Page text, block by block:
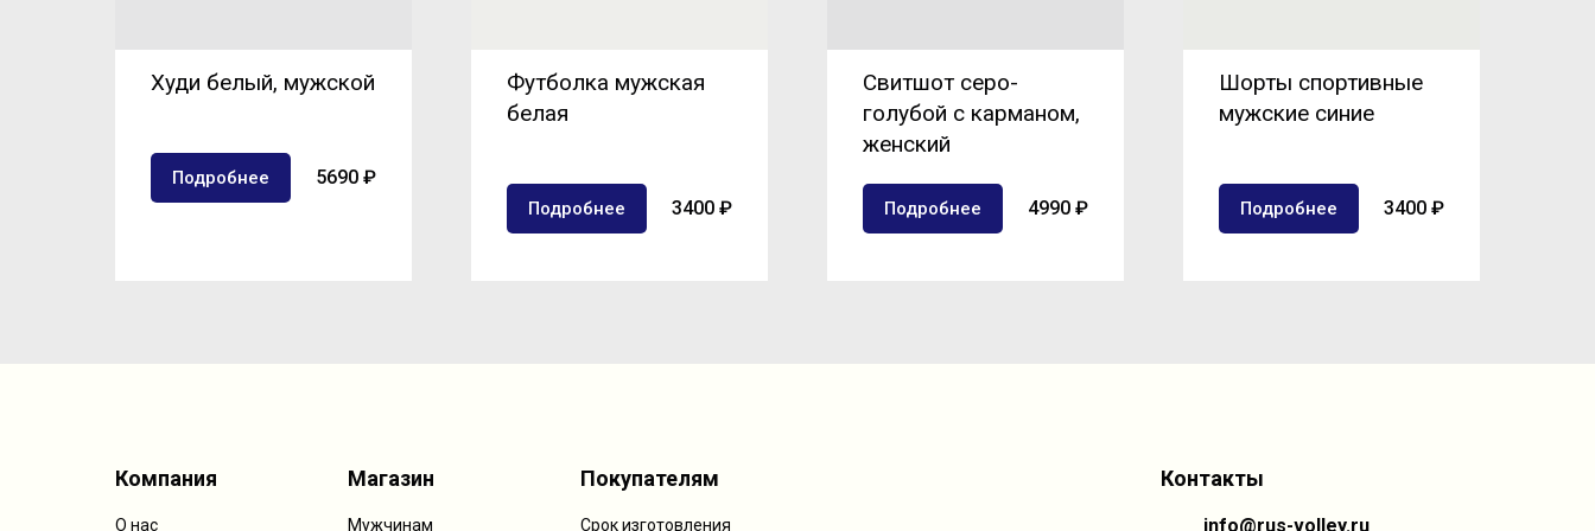
Худи белый, мужской
Подробнее 5690 ₽
Футболка мужская
белая
Подробнее 3400 ₽
Свитшот серо-
голубой с карманом,
женский
Подробнее 4990 ₽
Шорты спортивные
мужские синие
Подробнее 3400 ₽
Компания
О нас
Магазин
Мужчинам
Покупателям
Срок изготовления
Контакты
info@rus-volley.ru